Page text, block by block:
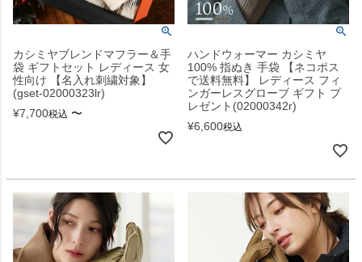
カシミヤブレンドマフラー＆手
袋 ギフトセット レディース 女
性向け 【名入れ刺繍対象】
(gset-02000323lr)
¥7,700税込 〜
ハンドウォーマー カシミヤ
100% 指ぬき 手袋 【ネコポス
で送料無料】 レディース フィ
ンガーレスグローブ ギフト プ
レゼント(02000342r)
¥6,600税込